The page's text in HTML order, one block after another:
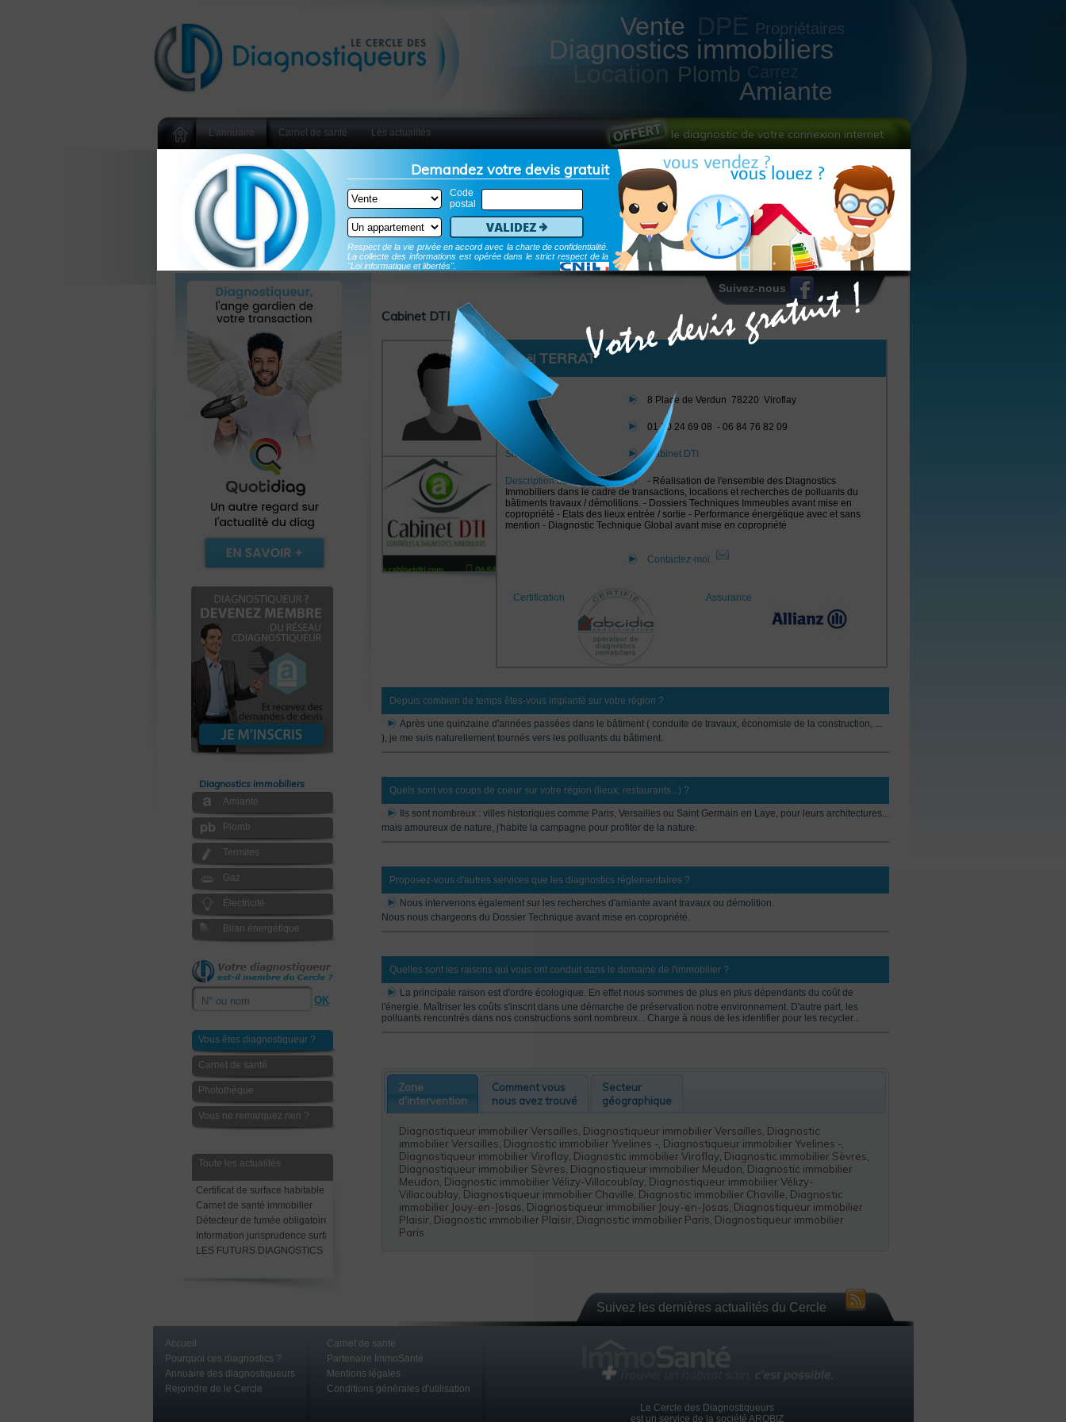
Vente DPE Propriétaires
Diagnostics immobiliers
Location Plomb
Amiante
L'annuaire Carnet de santé Les actualités le diagnostic de votre connexion internet
Demandez votre devis gratuit
Code
postal
Validez
Respect de la vie privée en accord avec la charte de confidentialité.
La collecte des informations est opérée dans le strict respect de la
"Loi informatique et libertés".
Suivez-nous
Diagnostics immobiliers
Amiante
Plomb
Termites
Gaz
Électricité
Bilan énergétique
Vous êtes diagnostiqueur ?
Carnet de santé
Photothèque
Vous ne remarquez rien ?
Toute les actualités
Certificat de surface habitable
Carnet de santé immobilier
Détecteur de fumée obligatoire avant le 8 mars 2015
Information jurisprudence surface Carrez
LES FUTURS DIAGNOSTICS LOCATIFS
Cabinet DTI
Joël TERRAT
Adresse 8 Place de Verdun 78220 Viroflay
Téléphone 01 30 24 69 08 - 06 84 76 82 09
Site internet Cabinet DTI
Description de l'activité
- Réalisation de l'ensemble des Diagnostics
Immobiliers dans le cadre de transactions, locations et recherches de polluants du
bâtiments travaux / démolitions. - Dossiers Techniques Immeubles avant mise en
copropriété - Etats des lieux entrée / sortie - Performance énergétique avec et sans
mention - Diagnostic Technique Global avant mise en copropriété
Contactez-moi
Certification Assurance
Depuis combien de temps êtes-vous implanté sur votre région ?
Après une quinzaine d'années passées dans le bâtiment ( conduite de travaux, économiste de la construction, ...
), je me suis naturellement tournés vers les polluants du bâtiment.
Quels sont vos coups de coeur sur votre région (lieux, restaurants...) ?
Ils sont nombreux : villes historiques comme Paris, Versailles ou Saint Germain en Laye, pour leurs architectures...
mais amoureux de nature, j'habite la campagne pour profiter de la nature.
Proposez-vous d'autres services que les diagnostics réglementaires ?
Nous intervenons également sur les recherches d'amiante avant travaux ou démolition.
Nous nous chargeons du Dossier Technique avant mise en copropriété.
Quelles sont les raisons qui vous ont conduit dans le domaine de l'immobilier ?
La principale raison est d'ordre écologique. En effet nous sommes de plus en plus dépendants du coût de
l'énergie. Maîtriser les coûts s'inscrit dans une démarche de préservation notre environnement. D'autre part, les
polluants rencontrés dans nos constructions sont nombreux... Charge à nous de les identifier pour les recycler...
Zone
d'intervention
Comment vous
nous avez trouvé
Secteur
géographique
Diagnostiqueur immobilier Versailles Diagnostiqueur immobilier Versailles Diagnostic
immobilier Versailles Diagnostic immobilier Yvelines -, Diagnostiqueur immobilier Yvelines -,
Diagnostiqueur immobilier Viroflay, Diagnostic immobilier Viroflay, Diagnostic immobilier Sèvres
Diagnostiqueur immobilier Sèvres Diagnostiqueur immobilier Meudon Diagnostic immobilier
Meudon Diagnostic immobilier Vélizy-Villacoublay, Diagnostiqueur immobilier Vélizy-
Villacoublay, Diagnostiqueur immobilier Chaville Diagnostic immobilier Chaville Diagnostic
immobilier Jouy-en-Josas Diagnostiqueur immobilier Jouy-en-Josas Diagnostiqueur immobilier
Plaisir, Diagnostic immobilier Plaisir, Diagnostic immobilier Paris Diagnostiqueur immobilier
Paris
Suivez les dernières actualités du Cercle
Accueil
Pourquoi ces diagnostics ?
Annuaire des diagnostiqueurs
Rejoindre de le Cercle
Carnet de santé
Partenaire ImmoSanté
Mentions légales
Conditions générales d'utilisation
Le Cercle des Diagnostiqueurs
est un service de la société AROBIZ